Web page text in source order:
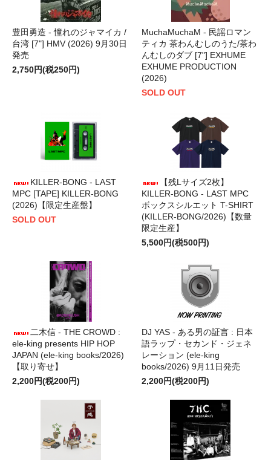
豊田勇造 - 憧れのジャマイカ /
台湾 [7"] HMV (2026) 9月30日
発売
2,750円(税250円)
MuchaMuchaM - 民謡ロマン
ティカ 茶わんむしのうた/茶わ
んむしのダブ [7"] EXHUME
EXHUME PRODUCTION
(2026)
SOLD OUT
KILLER-BONG - LAST
MPC [TAPE] KILLER-BONG
(2026)【限定生産盤】
SOLD OUT
【残Lサイズ2枚】
KILLER-BONG - LAST MPC
ボックスシルエット T-SHIRT
(KILLER-BONG/2026)【数量
限定生産】
5,500円(税500円)
二木信 - THE CROWD :
ele-king presents HIP HOP
JAPAN (ele-king books/2026)
【取り寄せ】
2,200円(税200円)
DJ YAS - ある男の証言 : 日本
語ラップ・セカンド・ジェネ
レーション (ele-king
books/2026) 9月11日発売
2,200円(税200円)